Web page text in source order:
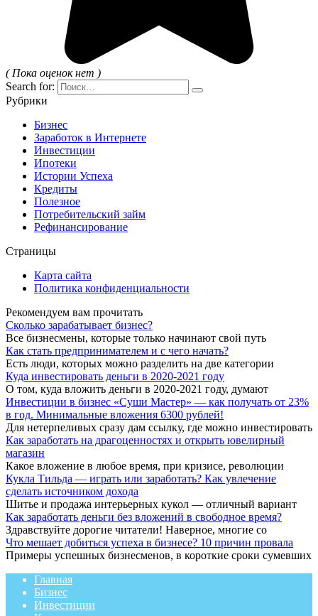
( Пока оценок нет )
Search for:
Рубрики
Бизнес
Заработок в Интернете
Инвестиции
Ипотеки
Истории Успеха
Кредиты
Полезное
Потребительский займ
Рефинансирование
Страницы
Карта сайта
Политика конфиденциальности
Рекомендуем вам прочитать
Сколько зарабатывает бизнес?
Все бизнесмены, которые только начинают свой путь
Как стать предпринимателем и с чего начать?
Есть люди, которых можно разделить на две категории
Куда инвестировать деньги в 2020-2021 году
О том, куда вложить деньги в 2020-2021 году, думают
Инвестиции в бизнес «Суши Мастер» — как получать от 23%
в год. Минимальные вложения 6300 рублей!
Для нетерпеливых сразу дам ссылку, где можно инвестировать
Как заработать на драгоценностях и открыть ювелирный
магазин
Какое вложение в любое время, при кризисе, революции
Кукла Тильда — играть или заработать? Как увлечение
сделать источником дохода
Шитье и продажа интерьерных кукол — отличный вариант
Как заработать деньги без вложений в свободное время?
Здравствуйте дорогие читатели! Наверное, многие со
Что мешает добиться успеха в бизнесе? 10 причин провала
Примеры успешных бизнесменов, в короткие сроки сумевших
Главная
Бизнес
Инвестиции